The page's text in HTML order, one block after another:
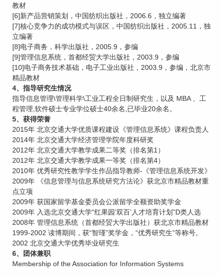
教材
[6]新产品营销策划，中国纺织出版社，2006.6，独立编著
[7]核心竞争力的成功模式与误区，中国纺织出版社，2005.11，独
立编著
[8]电子商务，科学出版社，2005.9，参编
[9]管理信息系统，首都经贸大学出版社，2003.9，参编
[10]电子商务技术基础，电子工业出版社，2003.9，参编，北京市
精品教材
4、指导研究生情况
指导信息管理\管理科学\工业工程全日制研究生，以及 MBA 、工
程管理,软件硕士专业学位硕士40余名,已毕业20余名。
5、获得荣誉
2015年 北京交通大学优质课程建设《管理信息系统》课程负责人
2014年 北京交通大学经济管理学院年度科研奖
2012年 北京交通大学教学成果二等奖（排名第1）
2012年 北京交通大学教学成果一等奖（排名第4）
2010年 优秀研究性教学学生作品指导教师-《管理信息系统开发》
2009年 《信息管理与信息系统研究方法论》获北京市精品教材重
点立项
2009年 获国家留学基金委员会公派留学全额资助奖学金
2009年 入选北京交通大学“红果园‘双百’人才培育计划”D类人选
2008年 管理信息系统（首都经贸大学出版社）获北京市精品教材
1999-2002 读博期间，获“智瑾”奖学金，“优秀研究生”等称号。
2002 北京交通大学优秀毕业研究生
6、团体兼职
Membership of the Association for Information Systems